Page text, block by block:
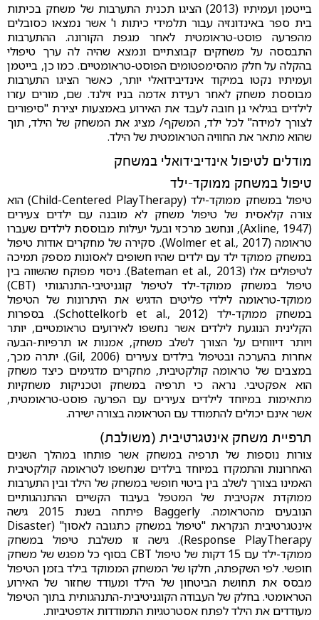
בייטמן ועמיתיו (2013) הציגו תכנית התערבות של משחק בכיתות
בית ספר באינדונזיה עבור תלמידי כיתות ו' אשר נמצאו כסובלים
מהפרעה פוסט-טראומטית לאחר מגפת הקורונה. ההתערבות
התבססה על משחקים קבוצתיים ונמצא שהיה לה ערך טיפולי
בהקלה על חלק מהסימפטומים הפוסט-טראומטיים. כמו כן, בייטמן
ועמיתיו נקטו במיקוד אינדיבידואלי יותר, כאשר הציגו התערבות
מבוססת משחק לאחר רעידת אדמה בניו זילנד. שם, מורים עזרו
לילדים בגילאי גן חובה לעבד את האירוע באמצעות יצירת "סיפורים
לצורך למידה" לכל ילד, המשקף/ מציג את המשחק של הילד, תוך
שהוא מתאר את החוויה הטראומטית של הילד.
מודלים לטיפול אינדיבידואלי במשחק
טיפול במשחק ממוקד-ילד
טיפול במשחק ממוקד-ילד (Child-Centered PlayTherapy) הוא
צורה קלאסית של טיפול משחק לא מובנה עם ילדים צעירים
(Axline, 1947), ונחשב מרכזי ובעל יעילות מבוססת לילדים שעברו
טראומה (Wolmer et al., 2017). סקירה של מחקרים אודות טיפול
במשחק ממוקד ילד עם ילדים שהיו חשופים לאסונות מספק תמיכה
לטיפולים אלו (Bateman et al., 2013). ניסוי מפוקח שהשווה בין
טיפול במשחק ממוקד-ילד לטיפול קוגניטיבי-התנהגותי (CBT)
ממוקד-טראומה לילדי פליטים הדגיש את היתרונות של הטיפול
במשחק ממוקד-ילד (Schottelkorb et al., 2012). בספרות
הקלינית הנוגעת לילדים אשר נחשפו לאירועים טראומטיים, יותר
ויותר דיווחים על הצורך לשלב משחק, אמנות או תרפיות-הבעה
אחרות בהערכה ובטיפול בילדים צעירים (Gil, 2006). יתרה מכך,
במצבים של טראומה קולקטיבית, מחקרים מדגימים כיצד משחק
הוא אפקטיבי. נראה כי תרפיה במשחק וטכניקות משחקיות
מתאימות במיוחד לילדים צעירים עם הפרעה פוסט-טראומטית,
אשר אינם יכולים להתמודד עם הטראומה בצורה ישירה.
תרפיית משחק אינטגרטיבית (משולבת)
צורות נוספות של תרפיה במשחק אשר פותחו במהלך השנים
האחרונות והתמקדו במיוחד בילדים שנחשפו לטראומה קולקטיבית
האמינו בצורך לשלב בין ביטוי חופשי במשחק של הילד ובין התערבות
ממוקדת אקטיבית של המטפל בעיבוד הקשיים ההתנהגותיים
הנובעים מהטראומה. Baggerly פיתחה בשנת 2015 גישה
אינטגרטיבית הנקראת "טיפול במשחק כתגובה לאסון" (Disaster
Response PlayTherapy). גישה זו משלבת טיפול במשחק
ממוקד-ילד עם 15 דקות של טיפול CBT בסוף כל מפגש של משחק
חופשי. לפי השקפתה, חלקו של המשחק הממוקד בילד בזמן הטיפול
מבסס את תחושת הביטחון של הילד ומעודד שחזור של האירוע
הטראומטי. בחלק של העבודה הקוגניטיבית-התנהגותית בתוך הטיפול
מעודדים את הילד לפתח אסטרטגיות התמודדות אדפטיביות.